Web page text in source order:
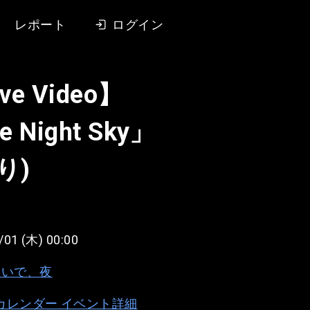
レポート ログイン
Video】
Night Sky」
)
(木) 00:00
で、夜
レンダー イベント詳細